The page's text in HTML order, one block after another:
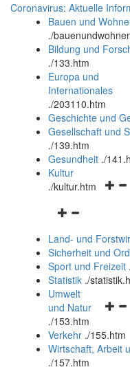
Coronavirus: Aktuelle
Bauen und
./
Bildung und
./133.htm
Europa und
Internationales
./203110.htm
Geschichte und
Gesellschaft und
./139.htm
Gesundheit ./
Kultur
./kultur.htm
Navigationsmenü
und
schließen
Land- und
Sicherheit und
Sport und Freizeit .
Statistik ./
und
Umwelt
und Natur
./153.htm
Verkehr ./155.htm
Wirtschaft, Arbeit
./157.htm